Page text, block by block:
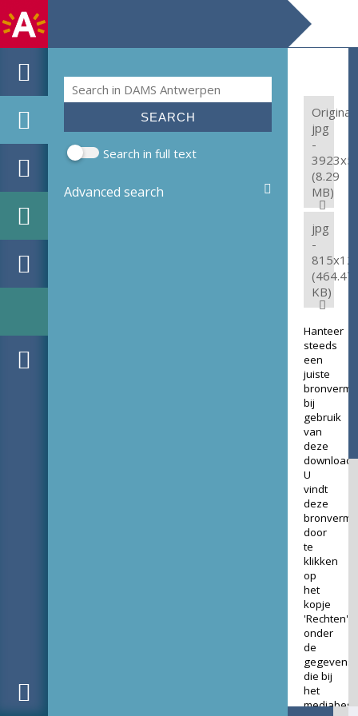
Search form
Search
Search in full text
Advanced search
Original:
jpg
-
(8.29
MB)
jpg
-
(464.47
KB)
Hanteer
steeds
een
juiste
bij
gebruik
van
deze
download.
U
vindt
deze
door
te
klikken
op
het
kopje
'Rechten'
onder
de
gegevens
die bij
het